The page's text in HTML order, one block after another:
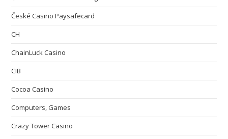
České Casino Paysafecard
CH
ChainLuck Casino
CIB
Cocoa Casino
Computers, Games
Crazy Tower Сasino